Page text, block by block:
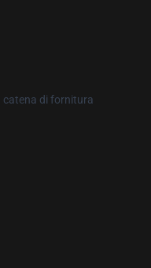
catena di fornitura